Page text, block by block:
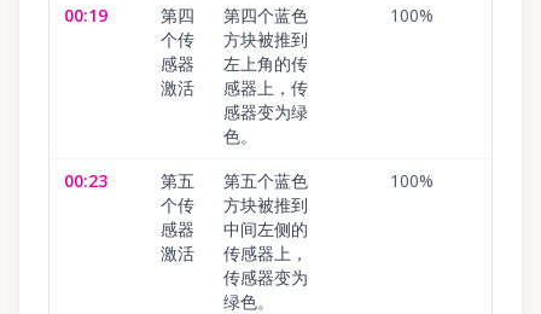
00:19
第四
个传
感器
激活
第四个蓝色
方块被推到
左上角的传
感器上，传
感器变为绿
色。
100%
00:23
第五
个传
感器
激活
第五个蓝色
方块被推到
中间左侧的
传感器上，
传感器变为
绿色。
100%